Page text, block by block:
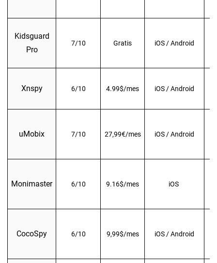
Kidsguard
Pro
7/10 Gratis iOS / Android
Xnspy 6/10 4.99$/mes iOS / Android
uMobix 7/10 27,99€/mes iOS / Android
Monimaster 6/10 9.16$/mes iOS
CocoSpy 6/10 9,99$/mes iOS / Android